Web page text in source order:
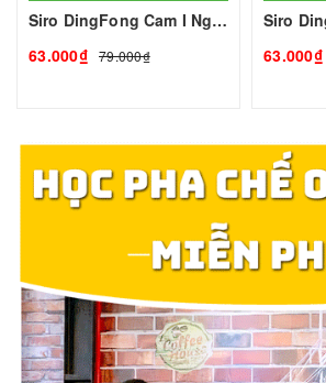
Siro DingFong Cam I Nguyên Liệu Pha Chế - Tobee Food
63.000₫ 79.000₫
63.000₫